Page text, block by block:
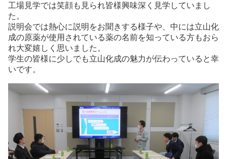
工場見学では笑顔も見られ皆様興味深く見学していまし
た。
説明会では熱心に説明をお聞きする様子や、中には立山化
成の原薬が使用されている薬の名前を知っている方もおら
れ大変嬉しく思いました。
学生の皆様に少しでも立山化成の魅力が伝わっていると幸
いです。